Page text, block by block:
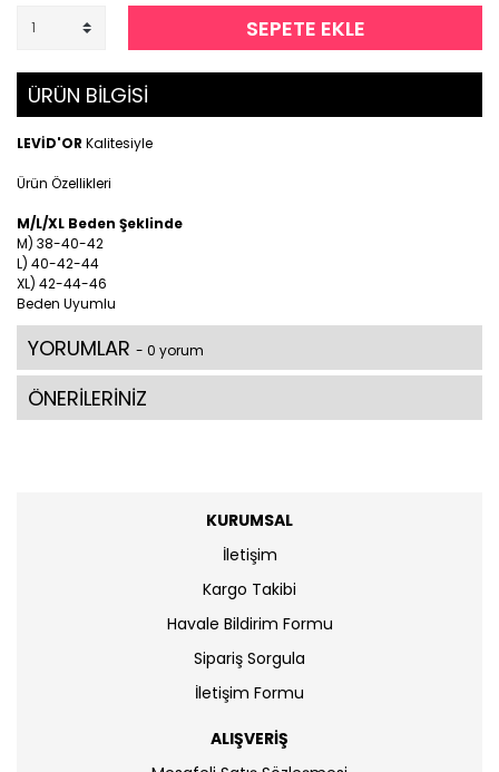
SEPETE EKLE
ÜRÜN BİLGİSİ
LEVİD'OR Kalitesiyle
Ürün Özellikleri
M/L/XL Beden Şeklinde
M) 38-40-42
L) 40-42-44
XL) 42-44-46
Beden Uyumlu
YORUMLAR - 0 yorum
ÖNERİLERİNİZ
KURUMSAL
İletişim
Kargo Takibi
Havale Bildirim Formu
Sipariş Sorgula
İletişim Formu
ALIŞVERİŞ